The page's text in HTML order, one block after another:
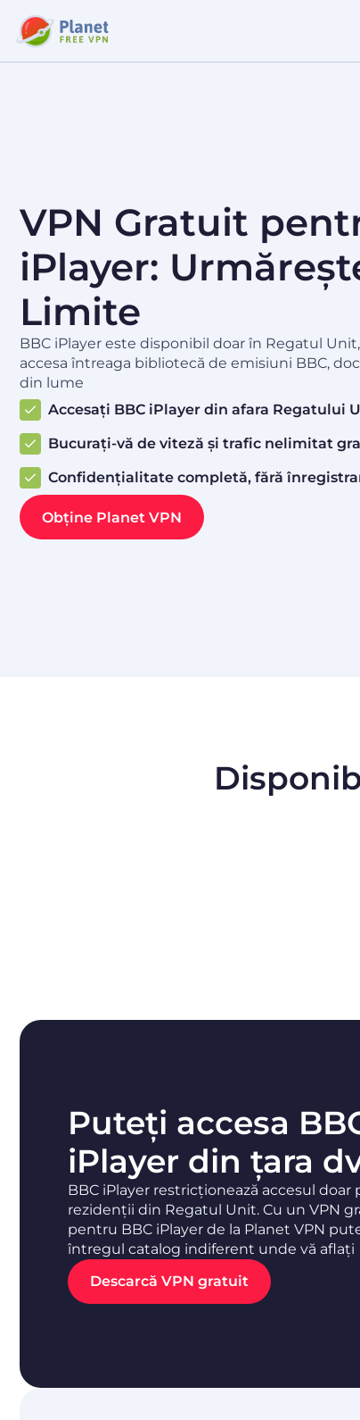
VPN Gratuit
iPlayer:
Limite
BBC iPlayer este disponibil doar în Regatul
accesa întreaga bibliotecă de emisiuni BBC,
din lume
Accesați BBC iPlayer din afara Regatului
Bucurați-vă de viteză și trafic nelimitat
Confidențialitate completă, fără
Obține Planet VPN
Puteți accesa
iPlayer din țara
BBC iPlayer restricționează accesul doar
rezidenții din Regatul Unit. Cu un VPN
pentru BBC iPlayer de la Planet VPN
întregul catalog indiferent unde vă aflați
Descarcă VPN gratuit